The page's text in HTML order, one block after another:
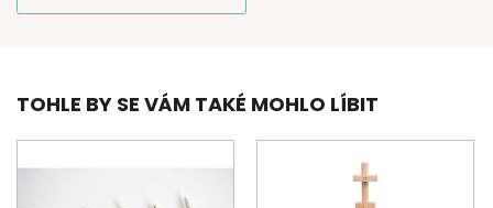
TOHLE BY SE VÁM TAKÉ MOHLO LÍBIT